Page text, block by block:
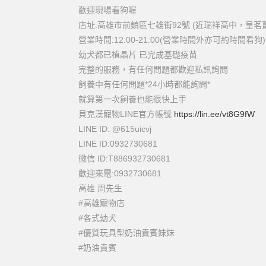
歡迎現場看狗喔
店址:高雄市前鎮區七雄街92號 (近瑞祥高中，皇茗
營業時間:12:00-21:00(營業時間外亦可約時間看狗)
幼犬都已植晶片 已完成基礎疫苗
完整的服務，有任何問題都歡迎私訊詢問
飼養中有任何問題*24小時都能詢問*
就算第一次飼養也能很快上手
貝克漢寵物LINE官方帳號 https://lin.ee/vt8G9fW
LINE ID: @615uicvj
LINE ID:0932730681
微信 ID:T886932730681
歡迎來電:0932730681
高雄 周先生
#高雄寵物店
#各式幼犬
#優質玩具型奶油貴賓妹妹
#奶油貴賓